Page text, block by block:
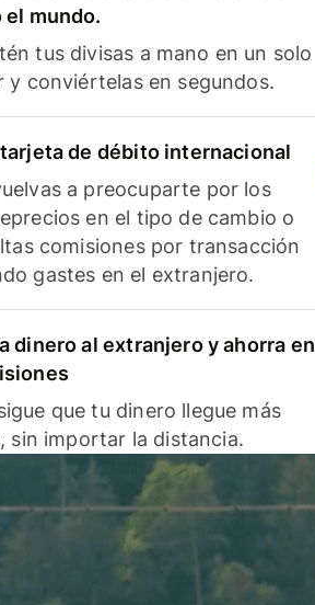
el mundo.
tus divisas a mano en un solo
y conviértelas en segundos.
de débito internacional
a preocuparte por los
en el tipo de cambio o
comisiones por transacción
gastes en el extranjero.
dinero al extranjero y ahorra en
que tu dinero llegue más
sin importar la distancia.